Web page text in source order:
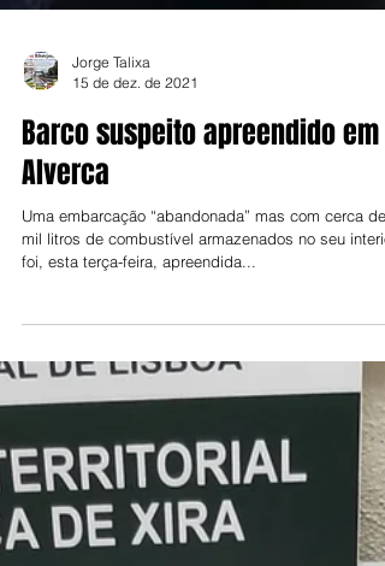
Jorge Talixa
15 de dez. de 2021
Barco suspeito apreendido em
Alverca
Uma embarcação “abandonada” mas com cerca de
foi, esta terça-feira, apreendida...